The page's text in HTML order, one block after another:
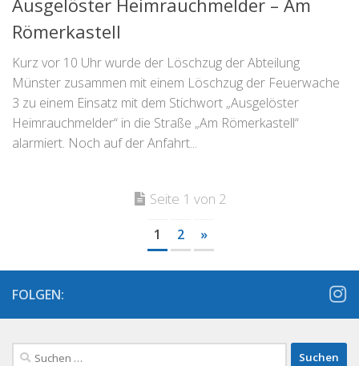
Römerkastell
Kurz vor 10 Uhr wurde der Löschzug der Abteilung
Münster zusammen mit einem Löschzug der Feuerwache
3 zu einem Einsatz mit dem Stichwort „Ausgelöster
Heimrauchmelder“ in die Straße „Am Römerkastell“
alarmiert. Noch auf der Anfahrt...
Seite 1 von 2
1 2 »
FOLGEN:
Suchen